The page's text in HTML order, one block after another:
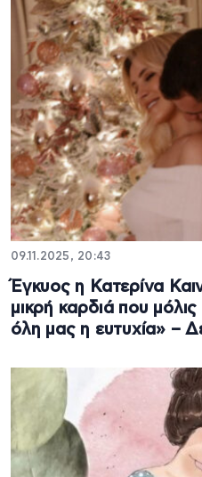
09.11.2025, 20:43
Έγκυος η Κατερίνα
μικρή καρδιά που
όλη μας η ευτυχία» –